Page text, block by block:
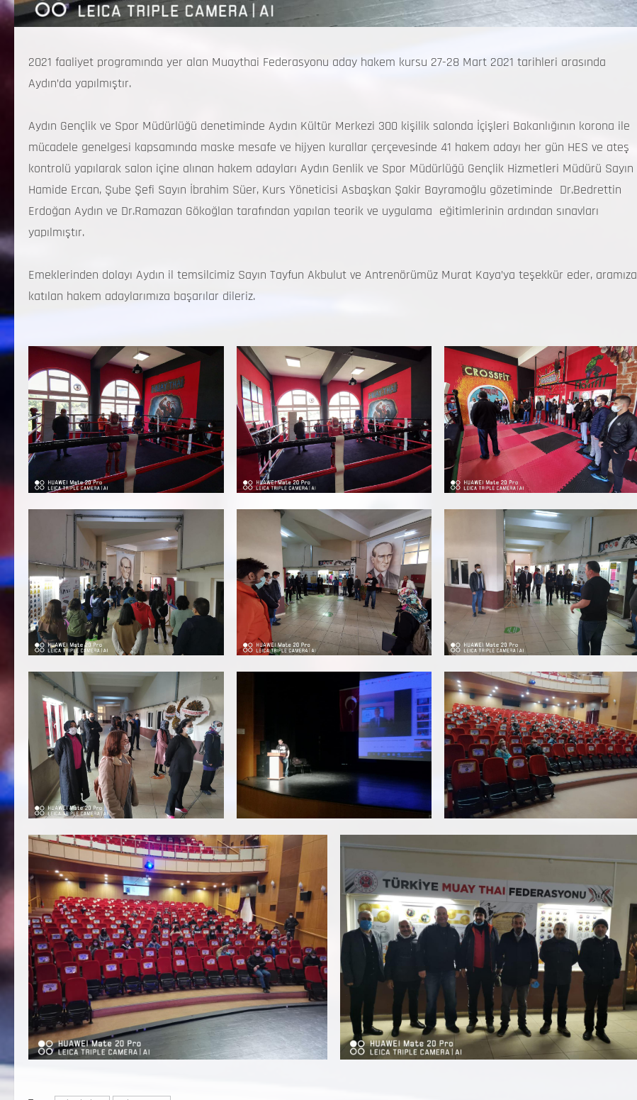
2021 faaliyet programında yer alan Muaythai Federasyonu aday hakem kursu 27-28 Mart 2021 tarihleri arasında
Aydın’da yapılmıştır.
Aydın Gençlik ve Spor Müdürlüğü denetiminde Aydın Kültür Merkezi 300 kişilik salonda İçişleri Bakanlığının korona ile
mücadele genelgesi kapsamında maske mesafe ve hijyen kurallar çerçevesinde 41 hakem adayı her gün HES ve ateş
kontrolü yapılarak salon içine alınan hakem adayları Aydın Genlik ve Spor Müdürlüğü Gençlik Hizmetleri Müdürü Sayın
Hamide Ercan, Şube Şefi Sayın İbrahim Süer, Kurs Yöneticisi Asbaşkan Şakir Bayramoğlu gözetiminde Dr.Bedrettin
Erdoğan Aydın ve Dr.Ramazan Gökoğlan tarafından yapılan teorik ve uygulama eğitimlerinin ardından sınavları
yapılmıştır.
Emeklerinden dolayı Aydın il temsilcimiz Sayın Tayfun Akbulut ve Antrenörümüz Murat Kaya’ya teşekkür eder, aramıza
katılan hakem adaylarımıza başarılar dileriz.